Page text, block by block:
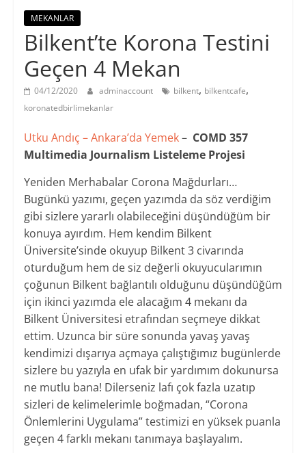
MEKANLAR
Bilkent’te Korona Testini
Geçen 4 Mekan
04/12/2020 adminaccount bilkent, bilkentcafe,
koronatedbirlimekanlar
Utku Andıç – Ankara’da Yemek– COMD 357
Multimedia Journalism Listeleme Projesi
Yeniden Merhabalar Corona Mağdurları…
Bugünkü yazımı, geçen yazımda da söz verdiğim
gibi sizlere yararlı olabileceğini düşündüğüm bir
konuya ayırdım. Hem kendim Bilkent
Üniversite’sinde okuyup Bilkent 3 civarında
oturduğum hem de siz değerli okuyucularımın
çoğunun Bilkent bağlantılı olduğunu düşündüğüm
için ikinci yazımda ele alacağım 4 mekanı da
Bilkent Üniversitesi etrafından seçmeye dikkat
ettim. Uzunca bir süre sonunda yavaş yavaş
kendimizi dışarıya açmaya çalıştığımız bugünlerde
sizlere bu yazıyla en ufak bir yardımım dokunursa
ne mutlu bana! Dilerseniz lafı çok fazla uzatıp
sizleri de kelimelerimle boğmadan, “Corona
Önlemlerini Uygulama” testimizi en yüksek puanla
geçen 4 farklı mekanı tanımaya başlayalım.